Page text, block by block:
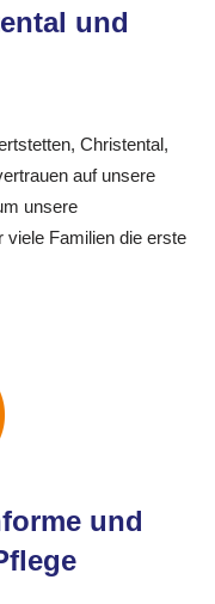
und
Christental,
auf unsere
unsere
viele Familien die erste
und